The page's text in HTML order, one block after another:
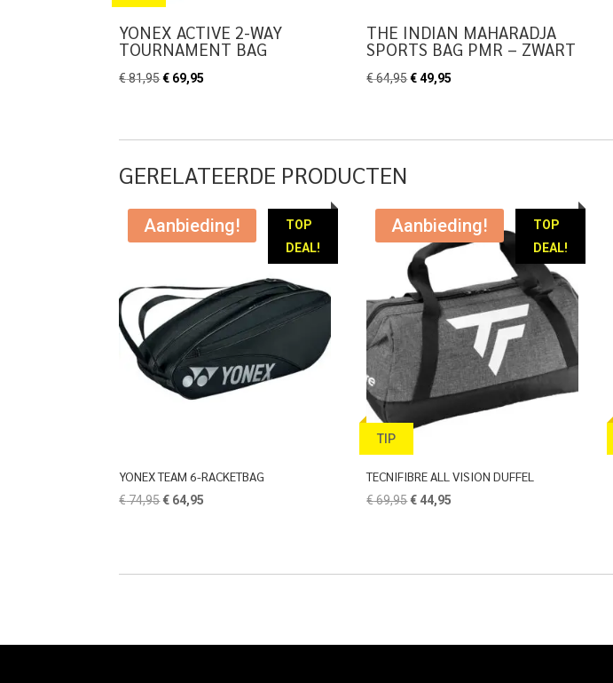
YONEX ACTIVE 2-WAY
TOURNAMENT BAG
€81,95Oorspronkelijke
€ 69,95
THE INDIAN MAHARADJA
SPORTS BAG PMR – ZWART
€64,95Oorspronkelijke
€49,95
GERELATEERDE PRODUCTEN
TOP
DEAL!
Aanbieding!
YONEX TEAM 6-RACKETBAG
€74,95Oorspronkelijke
€ 64,95
TOP
DEAL!
TIP
Aanbieding!
TECNIFIBRE ALL VISION DUFFEL
€69,95Oorspronkelijke
€ 44,95